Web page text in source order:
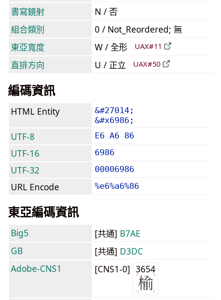
書寫鏡射
N / 否
組合類別
0 / Not_Reordered; 無
東亞寬度
W / 全形 UAX#11
直排方向 U / 正立 UAX#50
編碼資訊
HTML Entity
&#27014;
&#x6986;
UTF-8 E6 A6 86
UTF-16 6986
UTF-32 00006986
URL Encode %e6%a6%86
東亞編碼資訊
Big5 [共通] B7AE
GB
[共通] D3DC
Adobe-CNS1
[CNS1-0] 3654